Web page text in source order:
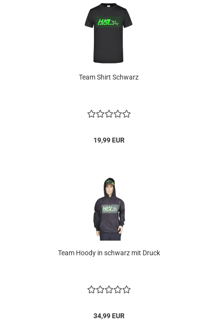
Team Shirt Schwarz
19,99 EUR
Team Hoody in schwarz mit Druck
34,99 EUR